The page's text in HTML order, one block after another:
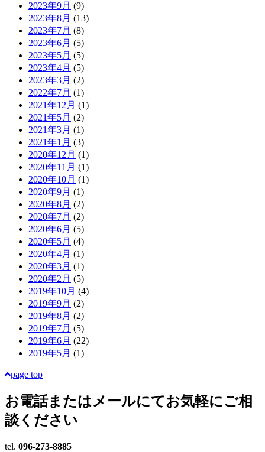
2023年9月 (9)
2023年8月 (13)
2023年7月 (8)
2023年6月 (5)
2023年5月 (5)
2023年4月 (5)
2023年3月 (2)
2022年7月 (1)
2021年12月 (1)
2021年5月 (2)
2021年3月 (1)
2021年1月 (3)
2020年12月 (1)
2020年11月 (1)
2020年10月 (1)
2020年9月 (1)
2020年8月 (2)
2020年7月 (2)
2020年6月 (5)
2020年5月 (4)
2020年4月 (1)
2020年3月 (1)
2020年2月 (5)
2019年10月 (4)
2019年9月 (2)
2019年8月 (2)
2019年7月 (5)
2019年6月 (22)
2019年5月 (1)
page top
お電話またはメールにてお気軽にご相
談ください
tel. 096-273-8885